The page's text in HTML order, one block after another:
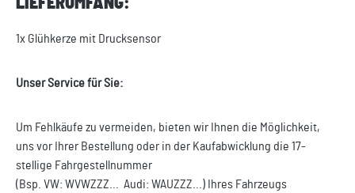
LIEFERUMFANG:
1x Glühkerze mit Drucksensor
Unser Service für Sie:
Um Fehlkäufe zu vermeiden, bieten wir Ihnen die Möglichkeit,
uns vor Ihrer Bestellung oder in der Kaufabwicklung die 17-
stellige Fahrgestellnummer
(Bsp. VW: WVWZZZ... Audi: WAUZZZ...) Ihres Fahrzeugs